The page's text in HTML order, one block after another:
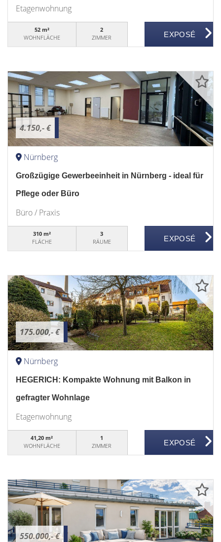
Etagenwohnung
52 m²
WOHNFLÄCHE
2
ZIMMER
4.150,- €
Nürnberg
Großzügige Gewerbeeinheit in Nürnberg - ideal für
Pflege oder Büro
Büro / Praxis
310 m²
FLÄCHE
3
RÄUME
175.000,- €
Nürnberg
HEGERICH: Kompakte Wohnung mit Balkon in
gefragter Wohnlage
Etagenwohnung
41,20 m²
WOHNFLÄCHE
1
ZIMMER
550.000,- €